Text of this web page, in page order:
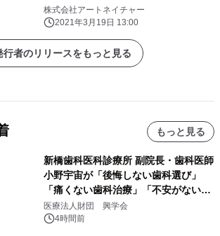
発売
株式会社アートネイチャー
2021年3月19日 13:00
行者のリリースをもっと見る
もっと見る
新橋歯科医科診療所 副院長・歯科医師
小野宇宙が「後悔しない歯科選び」
「痛くない歯科治療」「不安がない治
療計画」をテーマに専門監修
医療法人財団 興学会
4時間前